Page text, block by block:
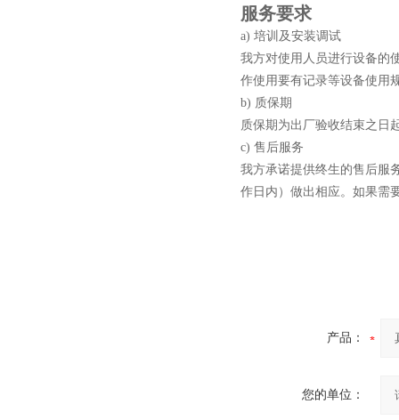
服务要求
a) 培训及安装调试
我方对使用人员进行设备的
作使用要有记录等设备使用
b) 质保期
质保期为出厂验收结束之日
c) 售后服务
我方承诺提供终生的售后服
作日内）做出相应。如果需
产品：
您的单位：